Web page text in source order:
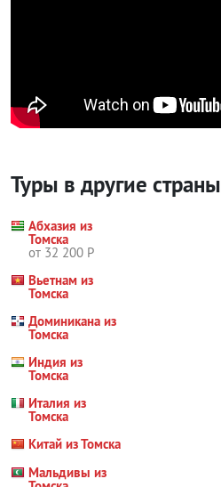
Туры в другие страны
Абхазия из
Томска
от 32 200 Р
Вьетнам из
Томска
Доминикана из
Томска
Индия из
Томска
Италия из
Томска
Китай из Томска
Мальдивы из